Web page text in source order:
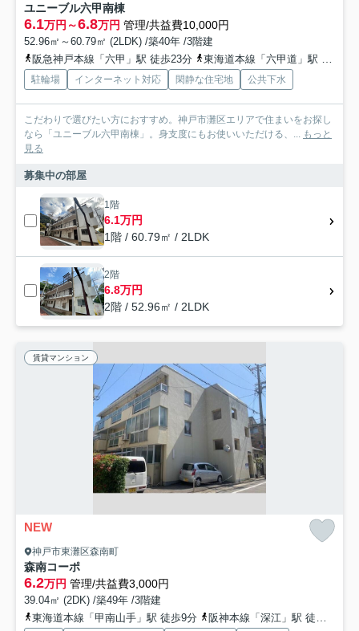
ユニーブル六甲南棟
6.1万円～6.8万円 管理/共益費10,000円
52.96㎡～60.79㎡ (2LDK) /築40年 /3階建
阪急神戸本線「六甲」駅 徒歩23分
東海道本線「六甲道」駅 徒歩32分
駐輪場 インターネット対応 閑静な住宅地 公共下水
こだわりで選びたい方におすすめ。神戸市灘区エリアで住まいをお探し
なら「ユニーブル六甲南棟」。身支度にもお使いいただける、... もっと
見る
募集中の部屋
1階
6.1万円
1階 / 60.79㎡ / 2LDK
2階
6.8万円
2階 / 52.96㎡ / 2LDK
賃貸マンション
NEW
神戸市東灘区森南町
森南コーポ
6.2万円 管理/共益費3,000円
39.04㎡ (2DK) /築49年 /3階建
東海道本線「甲南山手」駅 徒歩9分
阪神本線「深江」駅 徒歩12分